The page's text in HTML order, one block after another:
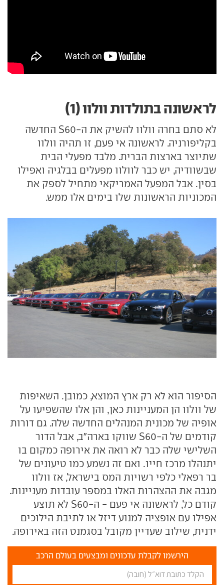
לראשונה בתולדות וולוו (1)
לא סתם בחרה וולוו להשיק את ה-S60 החדשה
בקליפורניה. לראשונה אי פעם, זו תהיה וולוו
שתיוצר בארצות הברית. מלבד מפעלי הבית
שבשוודיה, יש כבר לוולוו מפעלים בבלגיה ואפילו
בסין. אבל המפעל האמריקאי מתחיל לספק את
המכוניות הראשונות שלו בימים אלו ממש.
הסיפור הוא לא רק ארץ המוצא, כמובן. השאיפות
של וולוו הן המעניינות כאן, והן אלו שהשפיעו על
אופיה של מכונית המנהלים החדשה שלה. גם דורות
קודמים של ה-S60 שווקו בארה"ב, אבל הדור
השלישי שלה כבר לא רואה את אירופה כמקום בו
יתנהלו מרכז חייו. ואם זה נשמע כמו טיעונים של
בר רפאלי כלפי רשויות המס בישראל, אז וולוו
מגבה את ההצהרות האלו במספר עובדות מעניינות.
קודם כל, לראשונה אי פעם - ה-S60 לא תוצע
אפילו עם אופציה למנוע דיזל או לתיבת הילוכים
ידנית, שילוב שעדיין מקובל בסגמנט הזה באירופה.
הירשמו לקבלת עדכונים ומבצעים בעולם הרכב